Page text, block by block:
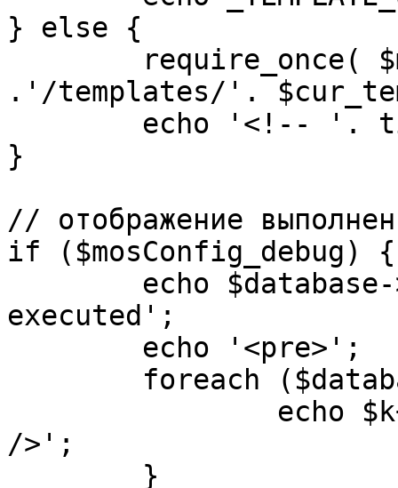
} else {
.'/templates/'.
}
// отображение
if ($mosConfig_debug) {
executed';
/>';